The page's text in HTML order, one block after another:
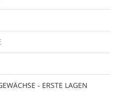
- ERSTE LAGEN